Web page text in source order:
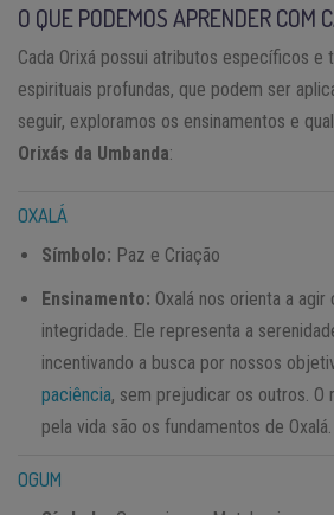
O QUE PODEMOS APRENDER COM
Cada Orixá possui atributos específicos e
espirituais profundas, que podem ser
seguir, exploramos os ensinamentos e
Orixás da Umbanda:
OXALÁ
Símbolo: Paz e Criação
Ensinamento: Oxalá nos orienta a
integridade. Ele representa a
incentivando a busca por nossos
paciência, sem prejudicar os outros.
pela vida são os fundamentos de Oxalá.
OGUM